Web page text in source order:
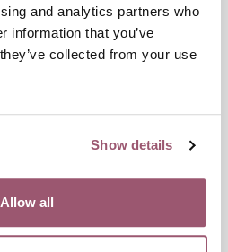
and analytics partners who
information that you’ve
collected from your use
Show details
Allow all